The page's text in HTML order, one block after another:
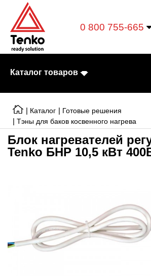
0 800 755-665
Каталог товаров
Готовые
| Каталог | Готовые решения
| Тэны для баков косвенного нагрева
Блок нагревателей
Tenko БНР 10,5 кВт